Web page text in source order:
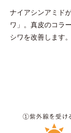
ナイアシンアミド
ワ」。 真皮のコラ
シワを改善します。